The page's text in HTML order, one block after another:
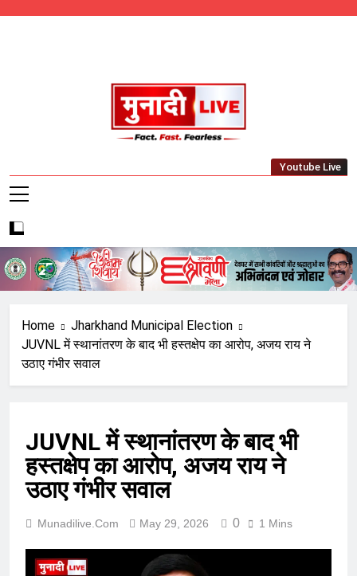
Munadi Live – Jharkhand's Leading Local
Youtube Live
Home
Jharkhand Municipal Election
JUVNL में स्थानांतरण के बाद भी हस्तक्षेप का आरोप, अजय राय ने
उठाए गंभीर सवाल
JUVNL में स्थानांतरण के बाद भी
हस्तक्षेप का आरोप, अजय राय ने
उठाए गंभीर सवाल
Munadilive.com May 29, 2026 0 1 Mins